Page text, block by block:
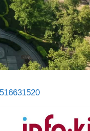
516631520